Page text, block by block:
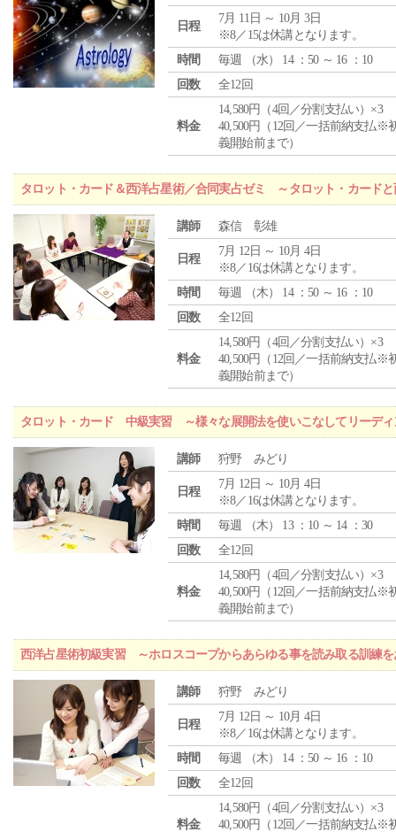
日程
7月 11日 ～ 10月 3日
※8／15は休講となります。
時間
毎週 （水） 14 ：50 ～ 16 ：10
回数
全12回
料金
14,580円（4回／分割支払い）×3
40,500円（12回／一括前納支払※
義開始前まで）
タロット・カード＆西洋占星術／合同実占ゼミ ～タロット・カード
講師 森信 彰雄
日程
7月 12日 ～ 10月 4日
※8／16は休講となります。
時間
毎週 （木） 14 ：50 ～ 16 ：10
回数
全12回
料金
14,580円（4回／分割支払い）×3
40,500円（12回／一括前納支払※
義開始前まで）
タロット・カード 中級実習 ～様々な展開法を使いこなしてリーディ
講師 狩野 みどり
日程
7月 12日 ～ 10月 4日
※8／16は休講となります。
時間
毎週 （木） 13 ：10 ～ 14 ：30
回数
全12回
料金
14,580円（4回／分割支払い）×3
40,500円（12回／一括前納支払※
義開始前まで）
西洋占星術初級実習 ～ホロスコープからあらゆる事を読み取る訓練を
講師 狩野 みどり
日程
7月 12日 ～ 10月 4日
※8／16は休講となります。
時間
毎週 （木） 14 ：50 ～ 16 ：10
回数
全12回
料金
14,580円（4回／分割支払い）×3
40,500円（12回／一括前納支払※